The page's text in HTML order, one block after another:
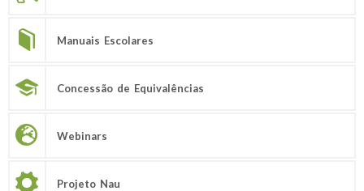
Manuais Escolares
Concessão de Equivalências
Webinars
Projeto Nau